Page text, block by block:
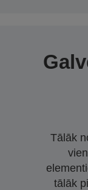
Tālāk
tālāk